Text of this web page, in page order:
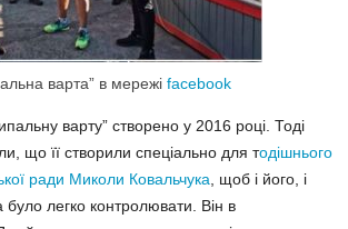
варта” в мережі facebook
варту” створено у 2016 році. Тоді
що її створили спеціально для тодішнього
ради Миколи Ковальчука, щоб і його, і
було легко контролювати. Він в